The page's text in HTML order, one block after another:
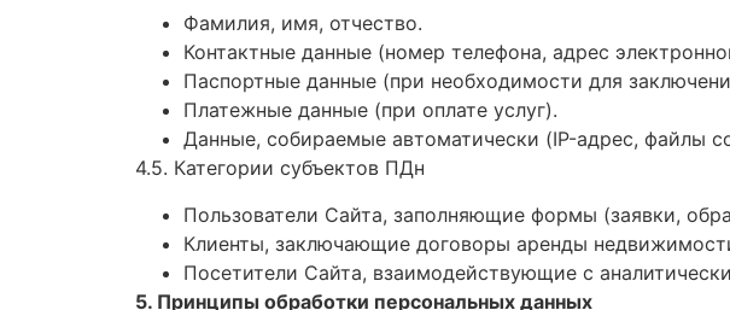
Фамилия, имя, отчество.
Контактные данные (номер телефона, адрес
Паспортные данные (при необходимости для
Платежные данные (при оплате услуг).
Данные, собираемые автоматически (IP-адрес, файлы
4.5. Категории субъектов ПДн
Пользователи Сайта, заполняющие формы (заявки,
Клиенты, заключающие договоры аренды
Посетители Сайта, взаимодействующие с
5. Принципы обработки персональных данных